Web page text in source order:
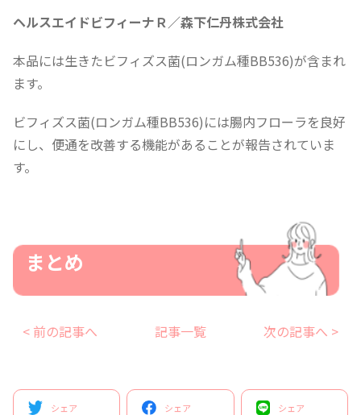
ヘルスエイドビフィーナＲ／森下仁丹株式会社
本品には生きたビフィズス菌(ロンガム種BB536)が含まれ
ます。
ビフィズス菌(ロンガム種BB536)には腸内フローラを良好
にし、便通を改善する機能があることが報告されていま
す。
まとめ
< 前の記事へ 記事一覧 次の記事へ >
シェア シェア シェア